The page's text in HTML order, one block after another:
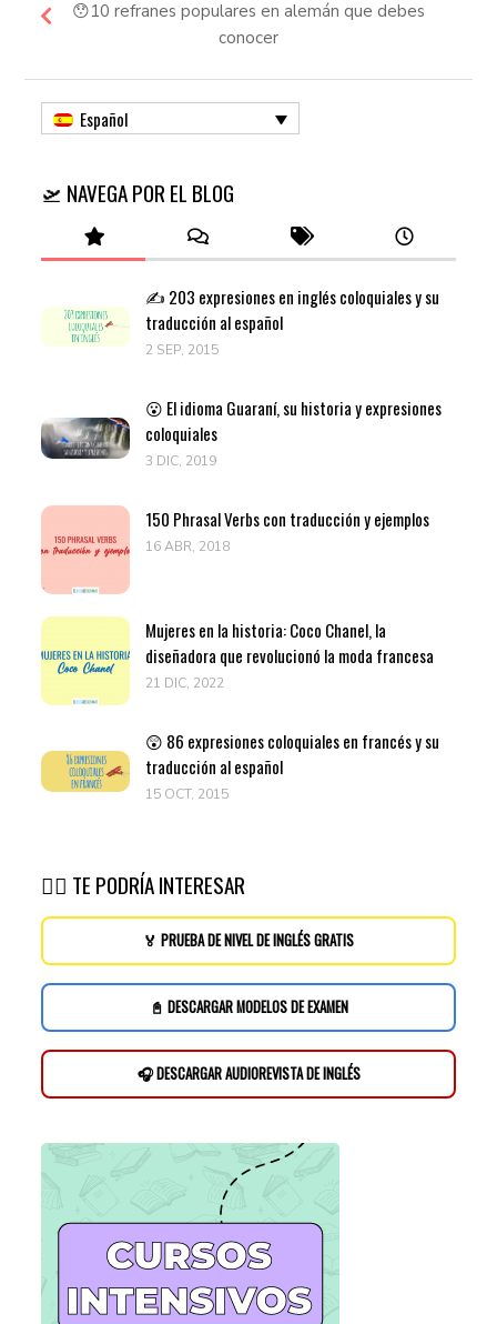
😯10 refranes populares en alemán que debes
conocer
Español
🛫 NAVEGA POR EL BLOG
✍️ 203 expresiones en inglés coloquiales y su
traducción al español
2 SEP, 2015
😮 El idioma Guaraní, su historia y expresiones
coloquiales
3 DIC, 2019
150 Phrasal Verbs con traducción y ejemplos
16 ABR, 2018
Mujeres en la historia: Coco Chanel, la
diseñadora que revolucionó la moda francesa
21 DIC, 2022
😲 86 expresiones coloquiales en francés y su
traducción al español
15 OCT, 2015
👉🏽 TE PODRÍA INTERESAR
🏅 PRUEBA DE NIVEL DE INGLÉS GRATIS
📓 DESCARGAR MODELOS DE EXAMEN
🎧 DESCARGAR AUDIOREVISTA DE INGLÉS